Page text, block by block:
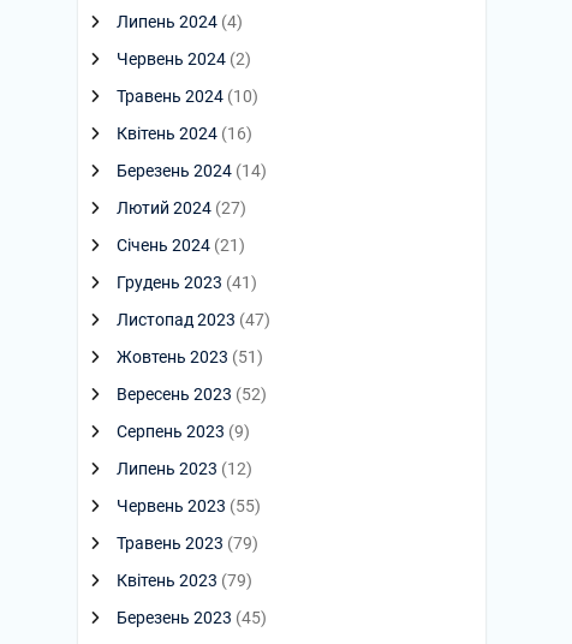
Липень 2024 (4)
Червень 2024 (2)
Травень 2024 (10)
Квітень 2024 (16)
Березень 2024 (14)
Лютий 2024 (27)
Січень 2024 (21)
Грудень 2023 (41)
Листопад 2023 (47)
Жовтень 2023 (51)
Вересень 2023 (52)
Серпень 2023 (9)
Липень 2023 (12)
Червень 2023 (55)
Травень 2023 (79)
Квітень 2023 (79)
Березень 2023 (45)